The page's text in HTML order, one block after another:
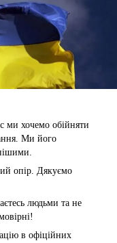
ми хочемо обійняти
Ми його
опір. Дякуємо
людьми та не
в офіційних